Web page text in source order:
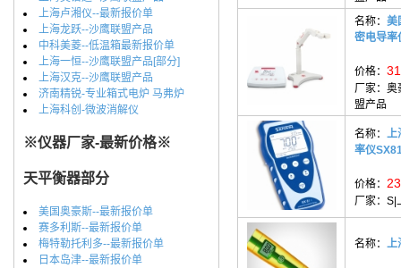
上海卢湘仪--最新报价单
上海龙跃--沙鹰联盟产品
中科美菱--低温箱最新报价单
上海一恒--沙鹰联盟产品[部分]
上海汉克--沙鹰联盟产品
济南精锐-专业箱式电炉 马弗炉
上海科创-微波消解仪
※仪器厂家-最新价格※
天平衡器部分
美国奥豪斯--最新报价单
赛多利斯--最新报价单
梅特勒托利多--最新报价单
日本岛津--最新报价单
名称： 美
密电导率
价格：
厂家： 奥
盟产品
名称： 上
率仪
价格：
厂家： S|
名称： 上